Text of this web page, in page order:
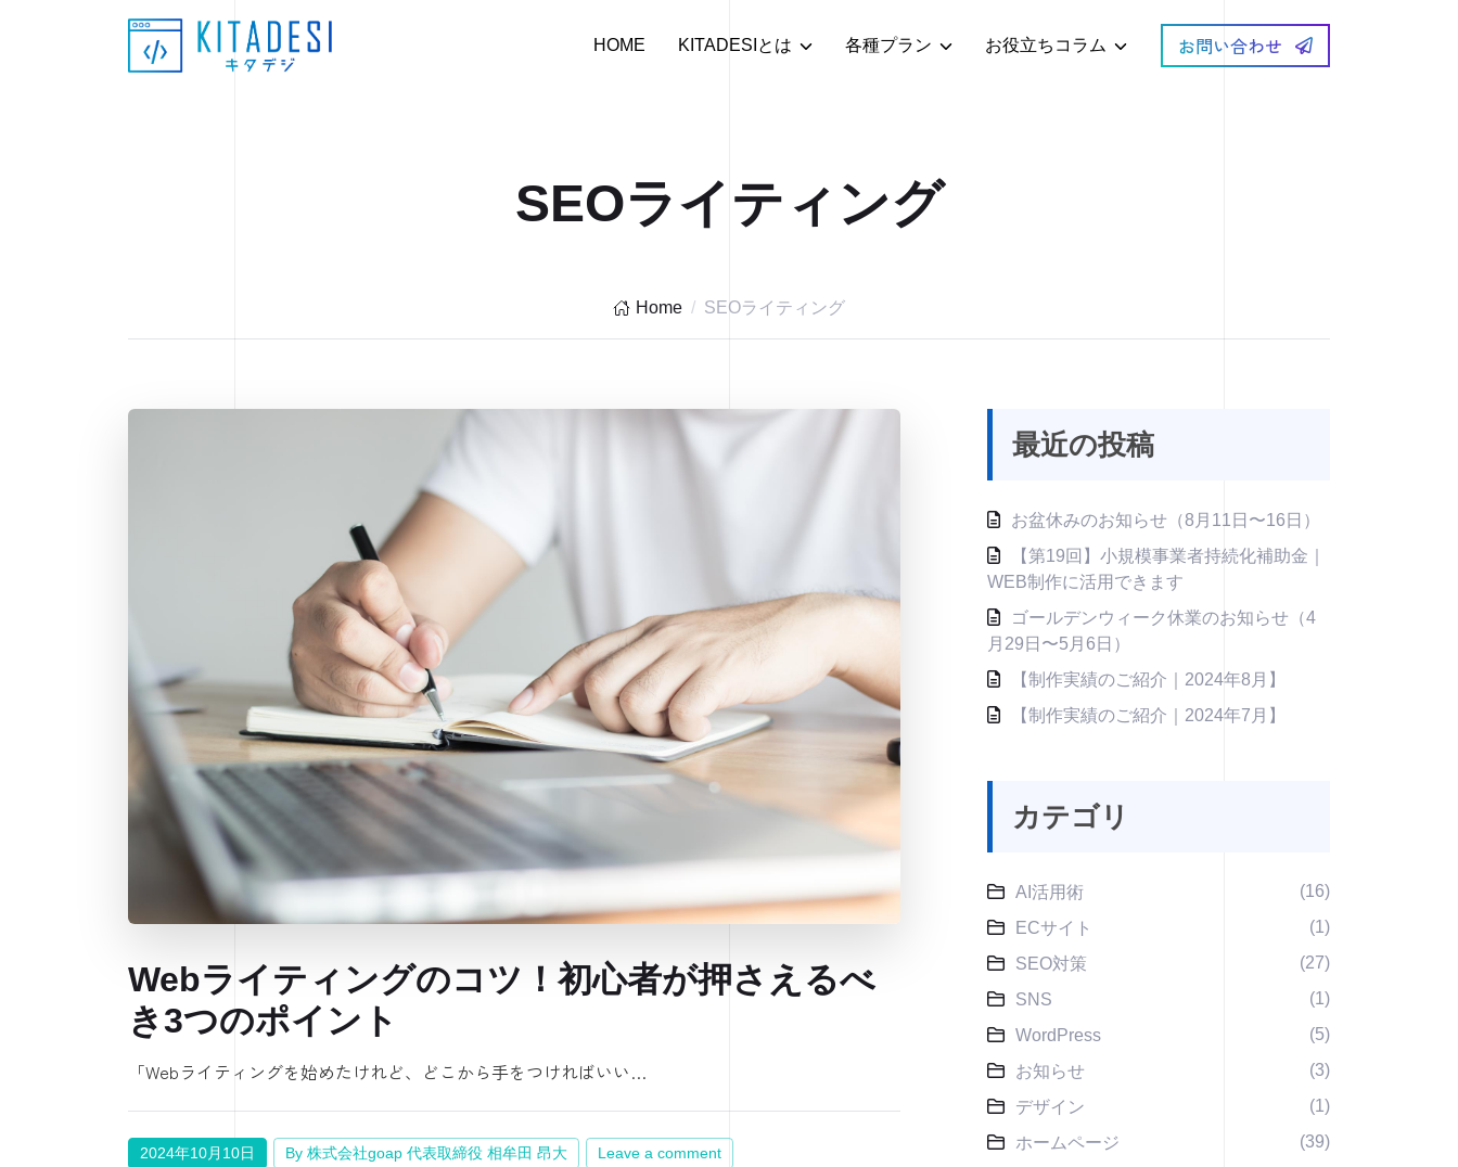
HOME KITADESIとは 各種プラン お役立ちコラム お問い合わせ
SEOライティング
Home SEOライティング
Webライティングのコツ！初心者が押さえるべ
き3つのポイント
「Webライティングを始めたけれど、どこから手をつければいい…
2024年10月10日 By 株式会社goap 代表取締役 相牟田 昂大 Leave a comment
最近の投稿
お盆休みのお知らせ（8月11日〜16日）
【第19回】小規模事業者持続化補助金｜
WEB制作に活用できます
ゴールデンウィーク休業のお知らせ（4
月29日〜5月6日）
【制作実績のご紹介｜2024年8月】
【制作実績のご紹介｜2024年7月】
カテゴリ
AI活用術
(16)
ECサイト
(1)
SEO対策
(27)
SNS
(1)
WordPress
(5)
お知らせ
(3)
デザイン
(1)
ホームページ
(39)